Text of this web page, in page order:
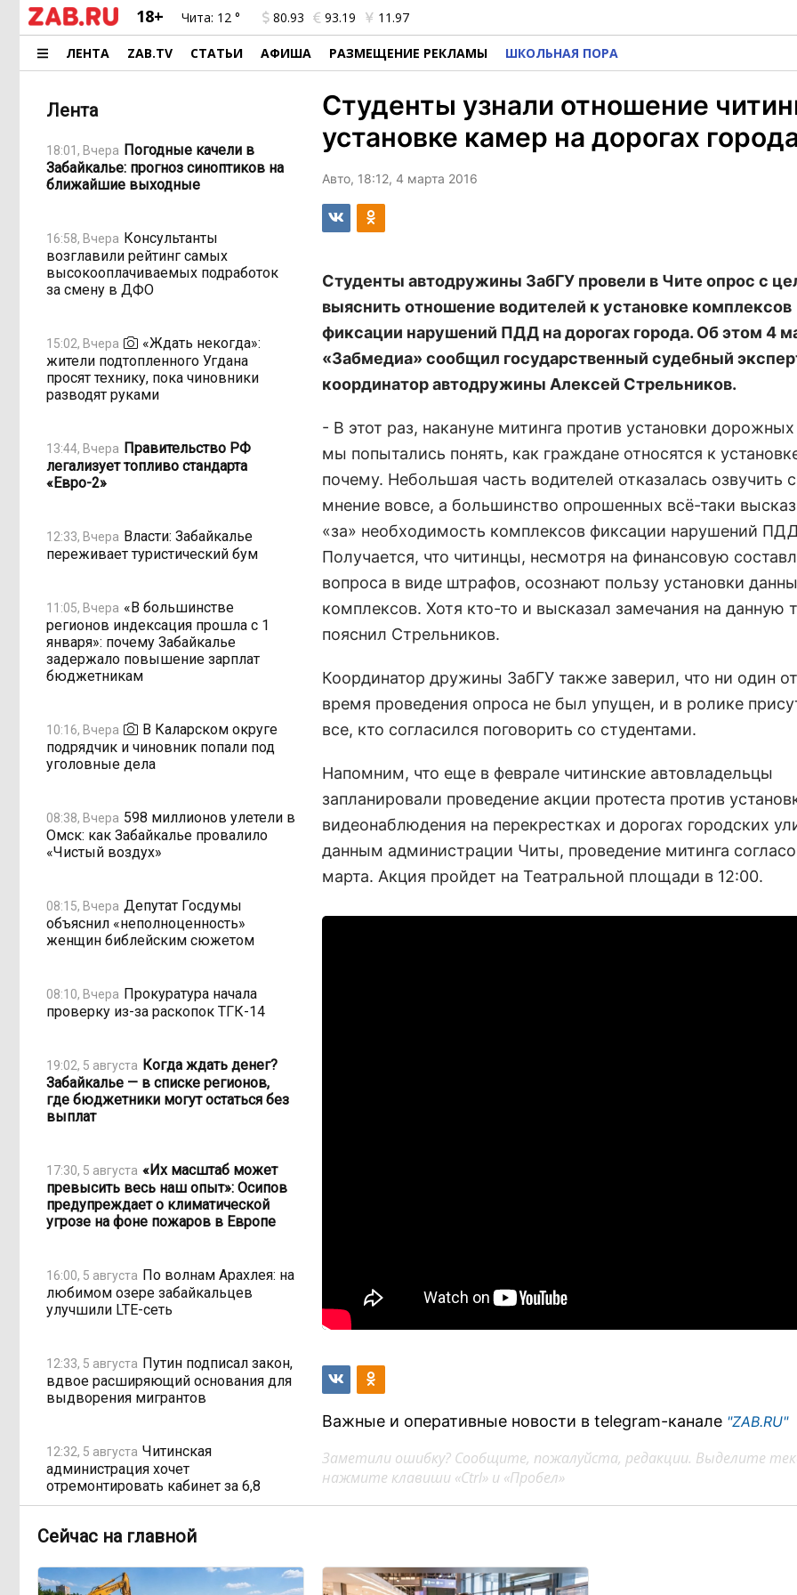
18+ Чита: 12 ° 80.93 93.19 11.97
ЛЕНТА ZAB.TV СТАТЬИ АФИША РАЗМЕЩЕНИЕ РЕКЛАМЫ ШКОЛЬНАЯ ПОРА
Лента
18:01, Вчера Погодные качели в
Забайкалье: прогноз синоптиков на
ближайшие выходные
16:58, Вчера Консультанты
возглавили рейтинг самых
высокооплачиваемых подработок
за смену в ДФО
15:02, Вчера
«Ждать некогда»:
жители подтопленного Угдана
просят технику, пока чиновники
разводят руками
13:44, Вчера Правительство РФ
легализует топливо стандарта
«Евро-2»
12:33, Вчера Власти: Забайкалье
переживает туристический бум
11:05, Вчера «В большинстве
регионов индексация прошла с 1
января»: почему Забайкалье
задержало повышение зарплат
бюджетникам
10:16, Вчера
В Каларском округе
подрядчик и чиновник попали под
уголовные дела
08:38, Вчера 598 миллионов улетели в
Омск: как Забайкалье провалило
«Чистый воздух»
08:15, Вчера Депутат Госдумы
объяснил «неполноценность»
женщин библейским сюжетом
08:10, Вчера Прокуратура начала
проверку из-за раскопок ТГК-14
19:02, 5 августа Когда ждать денег?
Забайкалье — в списке регионов,
где бюджетники могут остаться без
выплат
17:30, 5 августа «Их масштаб может
превысить весь наш опыт»: Осипов
предупреждает о климатической
угрозе на фоне пожаров в Европе
16:00, 5 августа По волнам Арахлея: на
любимом озере забайкальцев
улучшили LTE-сеть
12:33, 5 августа Путин подписал закон,
вдвое расширяющий основания для
выдворения мигрантов
12:32, 5 августа Читинская
администрация хочет
отремонтировать кабинет за 6,8
миллиона: что скрывает смета?
отвечает: региональные власти
неточно изложили ситуацию с
Студенты узнали отношение
установке камер на дорогах
Авто, 18:12, 4 марта 2016
Студенты автодружины ЗабГУ провели в Чите опрос с
выяснить отношение водителей к установке комплексов
фиксации нарушений ПДД на дорогах города. Об этом 4
«Забмедиа» сообщил государственный судебный
координатор автодружины Алексей Стрельников.
- В этот раз, накануне митинга против установки
мы попытались понять, как граждане относятся к
почему. Небольшая часть водителей отказалась озвучить
мнение вовсе, а большинство опрошенных всё-таки
«за» необходимость комплексов фиксации нарушений
Получается, что читинцы, несмотря на финансовую
вопроса в виде штрафов, осознают пользу установки
комплексов. Хотя кто-то и высказал замечания на данную
пояснил Стрельников.
Координатор дружины ЗабГУ также заверил, что ни один
время проведения опроса не был упущен, и в ролике
все, кто согласился поговорить со студентами.
Напомним, что еще в феврале читинские автовладельцы
запланировали проведение акции протеста против
видеонаблюдения на перекрестках и дорогах городских
данным администрации Читы, проведение митинга
марта. Акция пройдет на Театральной площади в 12:00.
Важные и оперативные новости в telegram-канале "ZAB.RU"
Заметили ошибку? Сообщите, пожалуйста, редакции. Выделите
нажмите клавиши «Ctrl» и «Пробел»
Сейчас на главной